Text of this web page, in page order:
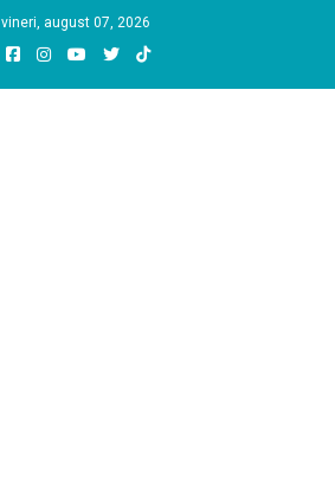
vineri, august 07, 2026